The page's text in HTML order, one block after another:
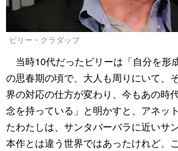
ビリー・クラダップ
当時10代だったビリーは「自分を形
の思春期の頃で、大人も周りにいて、
界の対応の仕方が変わり、今もあの時
念を持っている」と明かすと、アネッ
たわたしは、サンタバーバラに近いサ
本作とは違う世界ではあったけれど、